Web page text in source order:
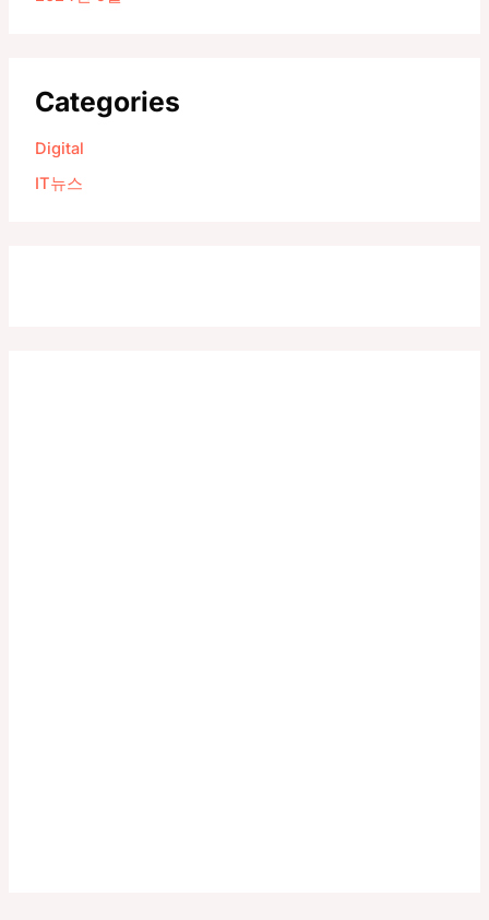
Categories
Digital
IT뉴스